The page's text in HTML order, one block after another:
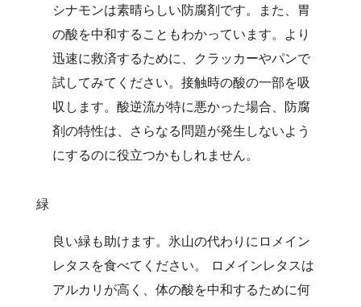
シナモンは素晴らしい防腐剤です。また、胃
の酸を中和することもわかっています。より
迅速に救済するために、クラッカーやパンで
試してみてください。接触時の酸の一部を吸
収します。酸逆流が特に悪かった場合、防腐
剤の特性は、さらなる問題が発生しないよう
にするのに役立つかもしれません。
緑
良い緑も助けます。氷山の代わりにロメイン
レタスを食べてください。 ロメインレタスは
アルカリが高く、体の酸を中和するために何